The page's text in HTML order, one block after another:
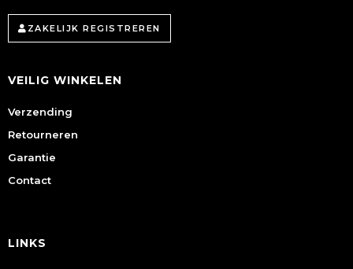
ZAKELIJK REGISTREREN
VEILIG WINKELEN
Verzending
Retourneren
Garantie
Contact
LINKS